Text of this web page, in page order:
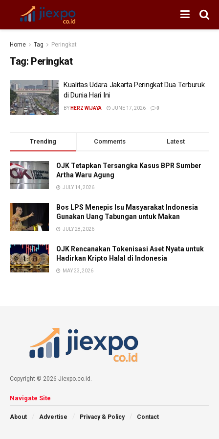
Home Tag Peringkat
Tag: Peringkat
Kualitas Udara Jakarta Peringkat Dua Terburuk
di Dunia Hari Ini
BY HERZ WIJAYA JUNE 17, 2026 0
Trending Comments Latest
OJK Tetapkan Tersangka Kasus BPR Sumber
Artha Waru Agung
JULY 14, 2026
Bos LPS Menepis Isu Masyarakat Indonesia
Gunakan Uang Tabungan untuk Makan
JULY 28, 2026
OJK Rencanakan Tokenisasi Aset Nyata untuk
Hadirkan Kripto Halal di Indonesia
MAY 23, 2026
Copyright © 2026 Jiexpo.co.id.
Navigate Site
About Advertise Privacy & Policy Contact